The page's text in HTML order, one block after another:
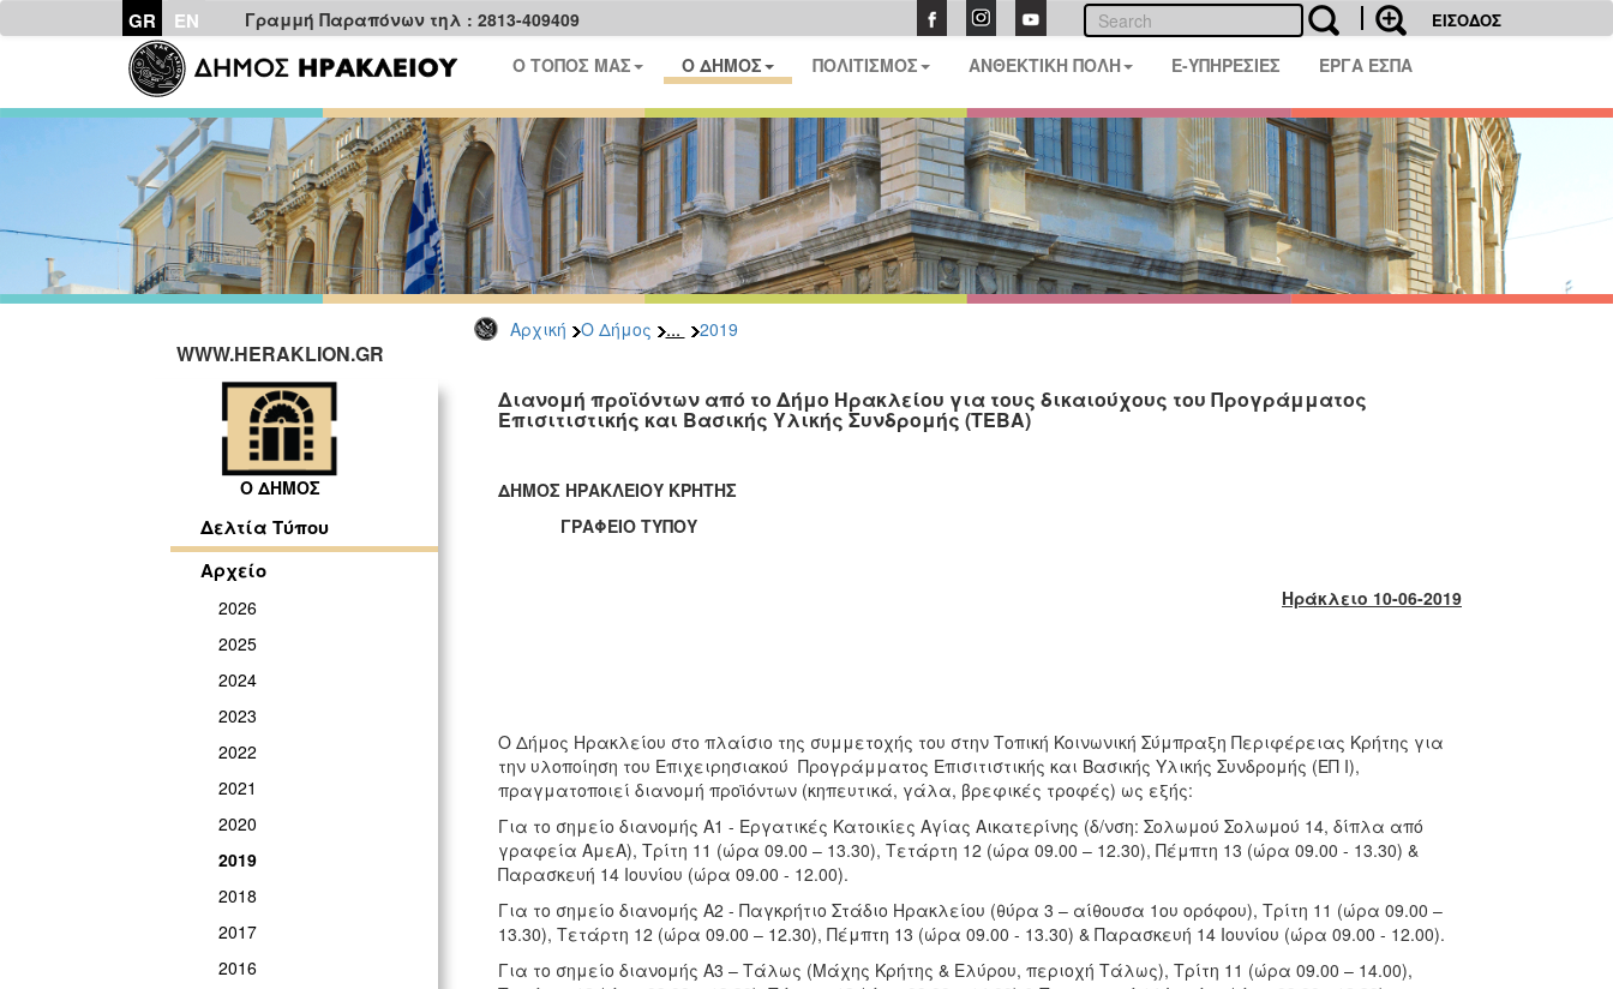
GR EN Γραμμή Παραπόνων τηλ : 2813-409409 ΕΙΣΟΔΟΣ
Ο ΤΟΠΟΣ ΜΑΣ Ο ΔΗΜΟΣ ΠΟΛΙΤΙΣΜΟΣ ΑΝΘΕΚΤΙΚΗ ΠΟΛΗ E-ΥΠΗΡΕΣΙΕΣ ΕΡΓΑ ΕΣΠΑ
Αρχική Ο Δήμος ... 2019
WWW.HERAKLION.GR
Ο ΔΗΜΟΣ
Δελτία Τύπου
Αρχείο
2026
2025
2024
2023
2022
2021
2020
2019
2018
2017
2016
Διανομή προϊόντων από το Δήμο Ηρακλείου για τους δικαιούχους του Προγράμματος
Επισιτιστικής και Βασικής Υλικής Συνδρομής (ΤΕΒΑ)
ΔΗΜΟΣ ΗΡΑΚΛΕΙΟΥ ΚΡΗΤΗΣ
ΓΡΑΦΕΙΟ ΤΥΠΟΥ
Ηράκλειο 10-06-2019
Ο Δήμος Ηρακλείου στο πλαίσιο της συμμετοχής του στην Τοπική Κοινωνική Σύμπραξη Περιφέρειας Κρήτης για
την υλοποίηση του Επιχειρησιακού Προγράμματος Επισιτιστικής και Βασικής Υλικής Συνδρομής (ΕΠ Ι),
πραγματοποιεί διανομή προϊόντων (κηπευτικά, γάλα, βρεφικές τροφές) ως εξής:
Για το σημείο διανομής Α1 - Εργατικές Κατοικίες Αγίας Αικατερίνης (δ/νση: Σολωμού Σολωμού 14, δίπλα από
γραφεία ΑμεΑ), Τρίτη 11 (ώρα 09.00 – 13.30), Τετάρτη 12 (ώρα 09.00 – 12.30), Πέμπτη 13 (ώρα 09.00 - 13.30) &
Παρασκευή 14 Ιουνίου (ώρα 09.00 - 12.00).
Για το σημείο διανομής Α2 - Παγκρήτιο Στάδιο Ηρακλείου (θύρα 3 – αίθουσα 1ου ορόφου), Τρίτη 11 (ώρα 09.00 –
13.30), Τετάρτη 12 (ώρα 09.00 – 12.30), Πέμπτη 13 (ώρα 09.00 - 13.30) & Παρασκευή 14 Ιουνίου (ώρα 09.00 - 12.00).
Για το σημείο διανομής Α3 – Τάλως (Μάχης Κρήτης & Ελύρου, περιοχή Τάλως), Τρίτη 11 (ώρα 09.00 – 14.00),